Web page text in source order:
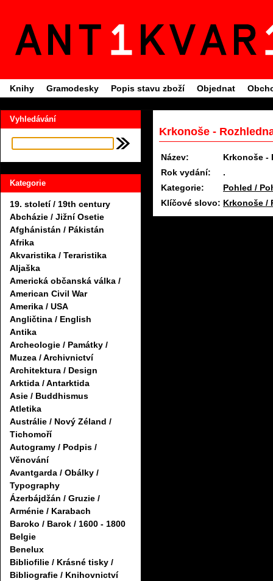
Knihy Gramodesky Popis stavu zboží Objednat
Vyhledávání
Kategorie
19. století / 19th century
Abcházie / Jižní Osetie
Afghánistán / Pákistán
Afrika
Akvaristika / Teraristika
Aljaška
Americká občanská válka /
American Civil War
Amerika / USA
Angličtina / English
Antika
Archeologie / Památky /
Muzea / Archivnictví
Architektura / Design
Arktida / Antarktida
Asie / Buddhismus
Atletika
Austrálie / Nový Zéland /
Tichomoří
Autogramy / Podpis /
Věnování
Avantgarda / Obálky /
Typography
Ázerbájdžán / Gruzie /
Arménie / Karabach
Baroko / Barok / 1600 - 1800
Belgie
Benelux
Bibliofilie / Krásné tisky /
Bibliografie / Knihovnictví
Krkonoše -
Název:
Krkonoše -
Rok vydání:
.
Kategorie:
Pohled /
Klíčové slovo: Krkonoše /